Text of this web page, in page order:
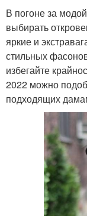
В погоне за
выбирать
яркие и
стильных
избегайте
2022 можно
подходящих